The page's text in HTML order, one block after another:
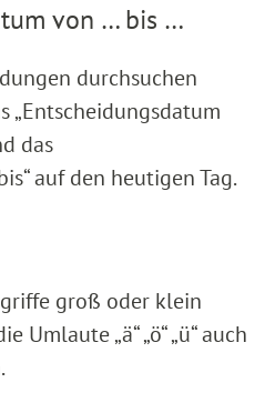
von … bis …
durchsuchen
„Entscheidungsdatum
das
auf den heutigen Tag.
groß oder klein
Umlaute „ä“ „ö“ „ü“ auch